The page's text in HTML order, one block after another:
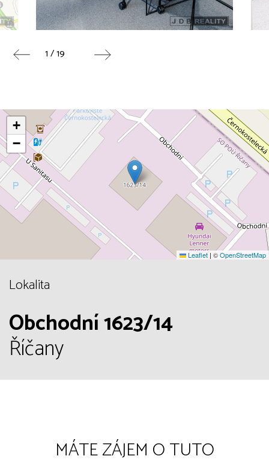
1 / 19
+
−
Leaflet | ©OpenStreetMap
Lokalita
Obchodní 1623/14
Říčany
MÁTE ZÁJEM O TUTO